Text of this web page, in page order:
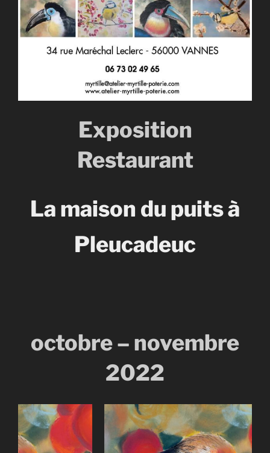
Exposition
Restaurant
La maison du puits à
Pleucadeuc
octobre – novembre
2022